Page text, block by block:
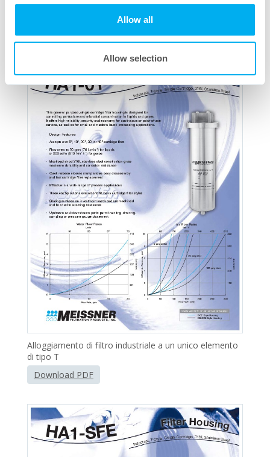
Allow all
Allow selection
Alloggiamento di filtro industriale a un unico elemento
di tipo T
Download PDF